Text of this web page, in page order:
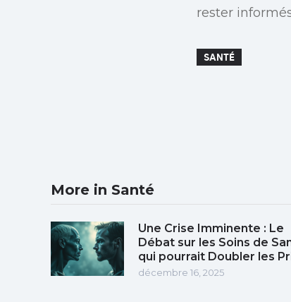
rester
SANTÉ
More in Santé
Une Crise Imminente : Le
Débat sur les Soins de
qui pourrait Doubler les
décembre 16, 2025